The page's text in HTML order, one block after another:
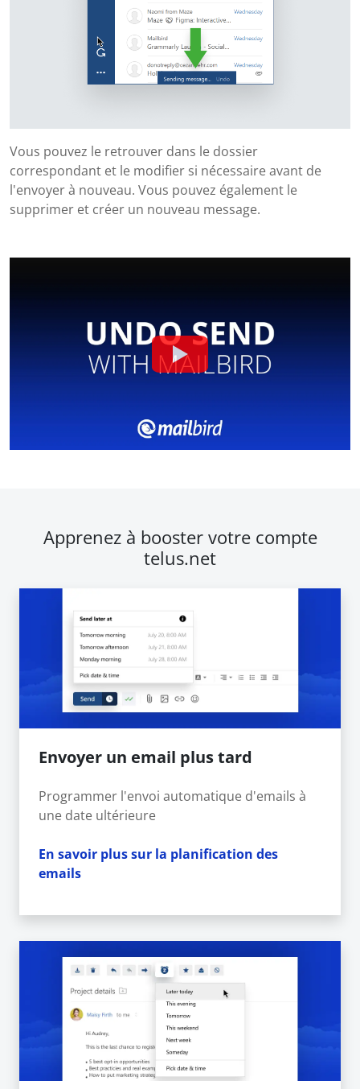
Vous pouvez le retrouver dans le dossier
correspondant et le modifier si nécessaire avant de
l'envoyer à nouveau. Vous pouvez également le
supprimer et créer un nouveau message.
Apprenez à booster votre compte
telus.net
Envoyer un email plus tard
Programmer l'envoi automatique d'emails à
une date ultérieure
En savoir plus sur la planification des
emails